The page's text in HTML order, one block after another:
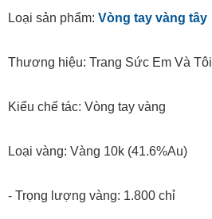
Loại sản phẩm: Vòng tay vàng tây
Thương hiệu: Trang Sức Em Và Tôi
Kiểu chế tác: Vòng tay vàng
Loại vàng: Vàng 10k (41.6%Au)
- Trọng lượng vàng: 1.800 chỉ